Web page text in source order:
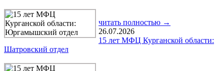
читать полностью →
26.07.2026
15 лет МФЦ Курганской области:
Шатровский отдел